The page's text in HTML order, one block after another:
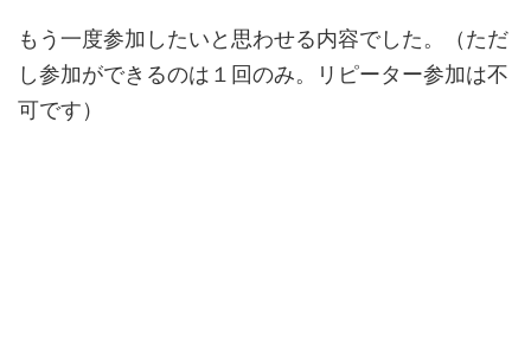
もう一度参加したいと思わせる内容でした。（ただ
し参加ができるのは１回のみ。リピーター参加は不
可です）